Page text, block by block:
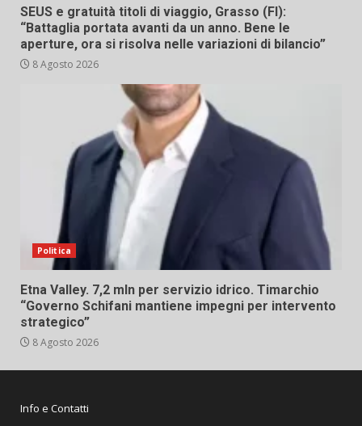
SEUS e gratuità titoli di viaggio, Grasso (FI):
“Battaglia portata avanti da un anno. Bene le
aperture, ora si risolva nelle variazioni di bilancio”
8 Agosto 2026
Politica
Etna Valley. 7,2 mln per servizio idrico. Timarchio
“Governo Schifani mantiene impegni per intervento
strategico”
8 Agosto 2026
Info e Contatti